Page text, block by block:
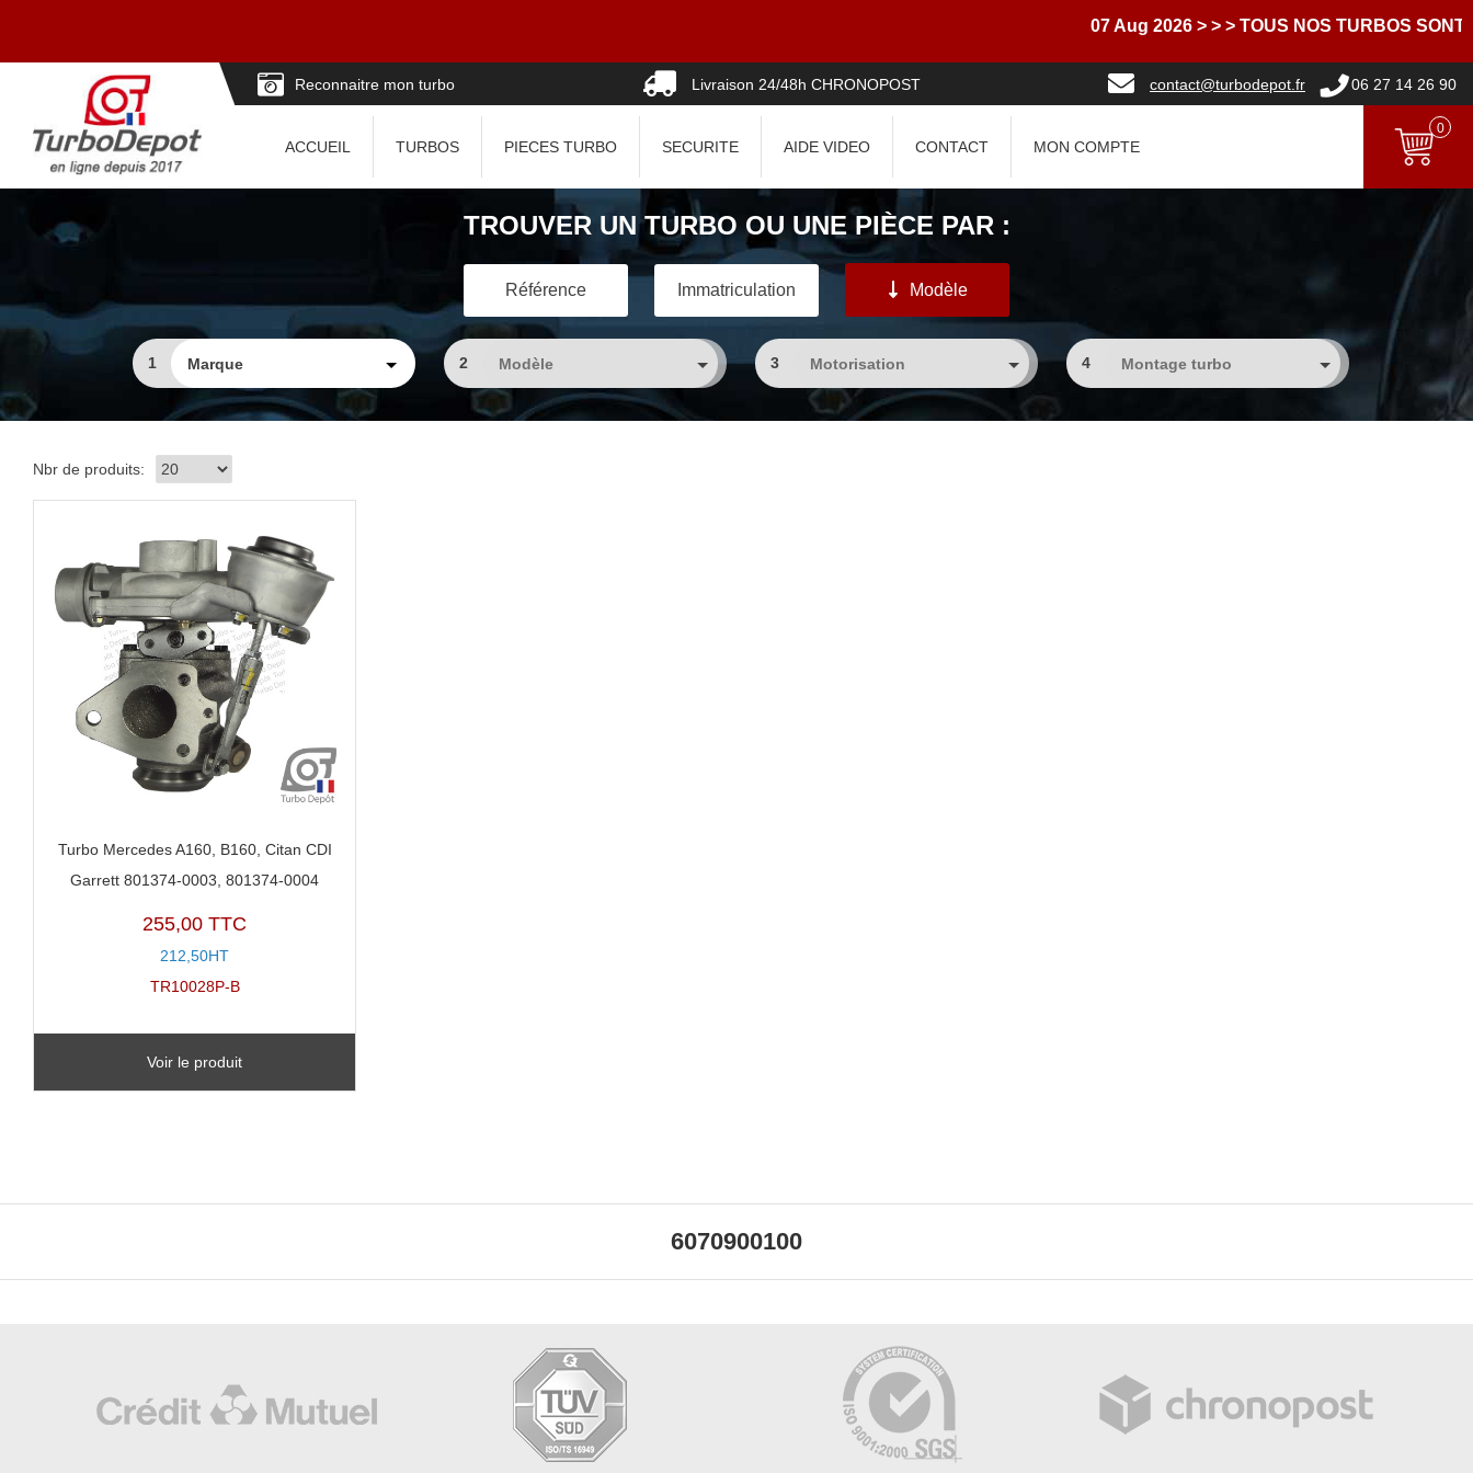
07 Aug 2026 > > > TOUS NOS TURBOS SONT
Reconnaitre mon turbo Livraison 24/48h CHRONOPOST contact@turbodepot.fr 06 27 14 26 90
ACCUEIL TURBOS PIECES TURBO SECURITE AIDE VIDEO CONTACT MON COMPTE
0
TROUVER UN TURBO OU UNE PIÈCE PAR :
Référence Immatriculation Modèle
1 2 3 4
Nbr de produits:
Turbo Mercedes A160, B160, Citan CDI
Garrett 801374-0003, 801374-0004
255,00 TTC
212,50HT
TR10028P-B
Voir le produit
6070900100